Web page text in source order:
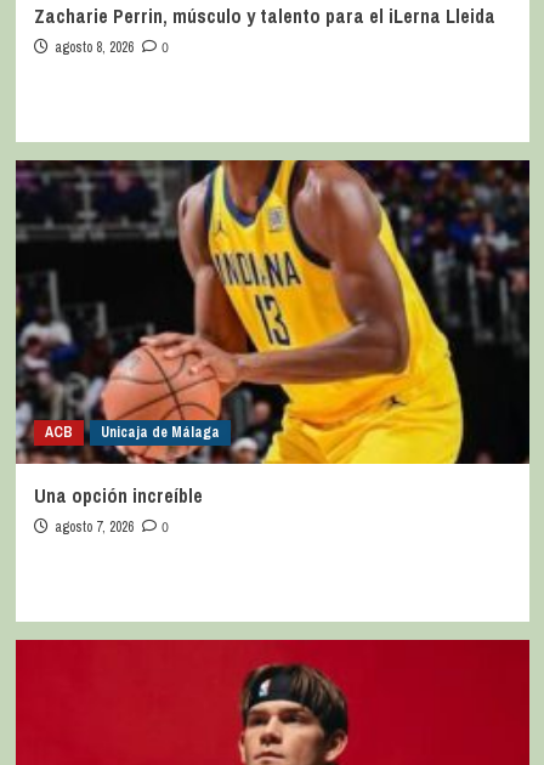
Zacharie Perrin, músculo y talento para el iLerna Lleida
agosto 8, 2026 0
ACB Unicaja de Málaga
Una opción increíble
agosto 7, 2026 0